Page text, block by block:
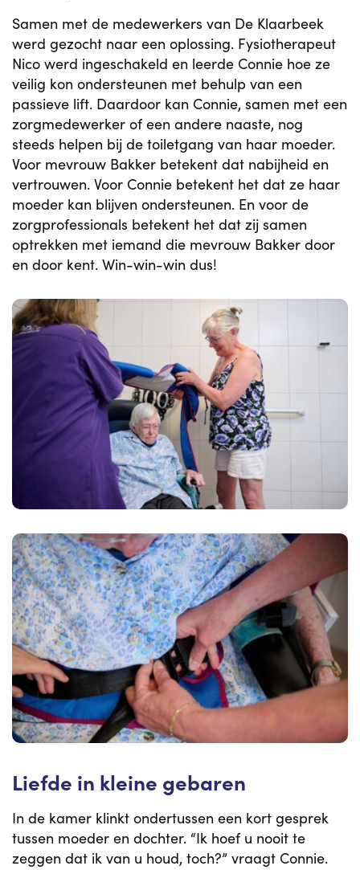
Samen met de medewerkers van De Klaarbeek
werd gezocht naar een oplossing. Fysiotherapeut
Nico werd ingeschakeld en leerde Connie hoe ze
veilig kon ondersteunen met behulp van een
passieve lift. Daardoor kan Connie, samen met een
zorgmedewerker of een andere naaste, nog
steeds helpen bij de toiletgang van haar moeder.
Voor mevrouw Bakker betekent dat nabijheid en
vertrouwen. Voor Connie betekent het dat ze haar
moeder kan blijven ondersteunen. En voor de
zorgprofessionals betekent het dat zij samen
optrekken met iemand die mevrouw Bakker door
en door kent. Win-win-win dus!
Liefde in kleine gebaren
In de kamer klinkt ondertussen een kort gesprek
tussen moeder en dochter. “Ik hoef u nooit te
zeggen dat ik van u houd, toch?” vraagt Connie.